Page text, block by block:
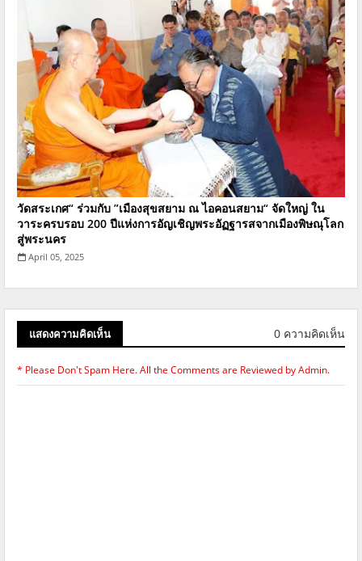
วัดสระเกศ“ ร่วมกับ ”เมืองสุขสยาม ณ ไอคอนสยาม“ จัดใหญ่ ใน
วาระครบรอบ 200 ปีแห่งการอัญเชิญพระอัฏฐารสจากเมืองพิษณุโลก
สู่พระนคร
April 05, 2025
แสดงความคิดเห็น 0 ความคิดเห็น
* Please Don't Spam Here. All the Comments are Reviewed by Admin.